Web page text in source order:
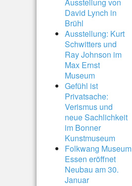
David Lynch in
Brühl
Ausstellung: Kurt
Schwitters und
Ray Johnson im
Max Ernst
Museum
Gefühl ist
Privatsache:
Verismus und
neue Sachlichkeit
im Bonner
Kunstmuseum
Folkwang Museum
Essen eröffnet
Neubau am 30.
Januar